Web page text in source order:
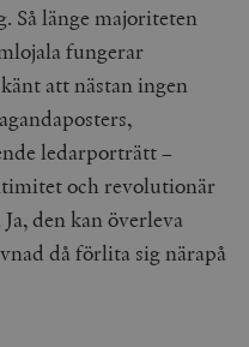
Så länge majoriteten
fungerar
att nästan ingen
ledarporträtt –
och revolutionär
den kan överleva
då förlita sig närapå